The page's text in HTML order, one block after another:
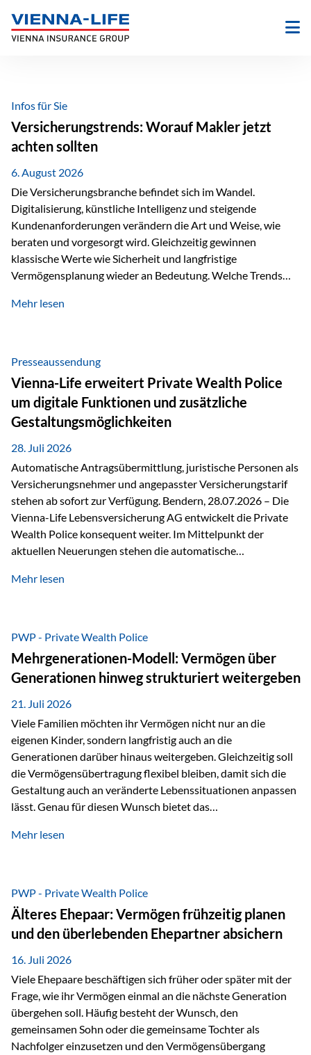
Inhalt
springen
Infos für Sie
Versicherungstrends: Worauf Makler jetzt
achten sollten
6. August 2026
Die Versicherungsbranche befindet sich im Wandel.
Digitalisierung, künstliche Intelligenz und steigende
Kundenanforderungen verändern die Art und Weise, wie
beraten und vorgesorgt wird. Gleichzeitig gewinnen
klassische Werte wie Sicherheit und langfristige
Vermögensplanung wieder an Bedeutung. Welche Trends
Blick behalten? Digitalisierung und KI verändern die
administrative Aufgaben, beschleunigen Abläufe und
schaffen mehr Zeit für das Wesentliche: die persönliche
Beratung. Gerade deshalb wird die individuelle Betreuung
zum entscheidenden Erfolgsfaktor. Technologie kann
unterstützen, Vertrauen entsteht jedoch weiterhin im
persönlichen Gespräch. Bei der Vienna-Life reagieren…
Mehr lesen
Presseaussendung
Vienna-Life erweitert Private Wealth Police
um digitale Funktionen und zusätzliche
Gestaltungsmöglichkeiten
28. Juli 2026
Automatische Antragsübermittlung, juristische Personen als
Versicherungsnehmer und angepasster Versicherungstarif
stehen ab sofort zur Verfügung. Bendern, 28.07.2026 – Die
Vienna-Life Lebensversicherung AG entwickelt die Private
Wealth Police konsequent weiter. Im Mittelpunkt der
aktuellen Neuerungen stehen die automatische
als Versicherungsnehmer einzusetzen, sowie eine
Abwicklung für Vertriebspartner deutlich effizienter
gestaltet. Anträge werden direkt elektronisch übermittelt,
Medienbrüche reduziert und die weitere Bearbeitung
beschleunigt. Ab sofort können auch juristische Personen,
wie Kapitalgesellschaften oder Stiftungen, als
Versicherungsnehmer eingesetzt werden. Damit erweitert
die Vienna-Life die Einsatzmöglichkeiten der Private Wealth
Police insbesondere für…
Mehr lesen
PWP - Private Wealth Police
Mehrgenerationen-Modell: Vermögen über
Generationen hinweg strukturiert weitergeben
21. Juli 2026
Viele Familien möchten ihr Vermögen nicht nur an die
eigenen Kinder, sondern langfristig auch an die
Generationen darüber hinaus weitergeben. Gleichzeitig soll
die Vermögensübertragung flexibel bleiben, damit sich die
Gestaltung auch an veränderte Lebenssituationen anpassen
lässt. Genau für diesen Wunsch bietet das
Vienna-Life eine interessante Lösung. Es ermöglicht,
Ausgangssituation Stellen Sie sich folgende Familie vor: Die
Großeltern haben über viele Jahre Vermögen aufgebaut. Ihr
Wunsch ist es, dieses Vermögen nicht nur den eigenen
Kindern, sondern langfristig auch den Enkeln zukommen zu…
Mehr lesen
PWP - Private Wealth Police
Älteres Ehepaar: Vermögen frühzeitig planen
und den überlebenden Ehepartner absichern
16. Juli 2026
Viele Ehepaare beschäftigen sich früher oder später mit der
Frage, wie ihr Vermögen einmal an die nächste Generation
übergehen soll. Häufig besteht der Wunsch, den
gemeinsamen Sohn oder die gemeinsame Tochter als
Nachfolger einzusetzen und den Vermögensübergang